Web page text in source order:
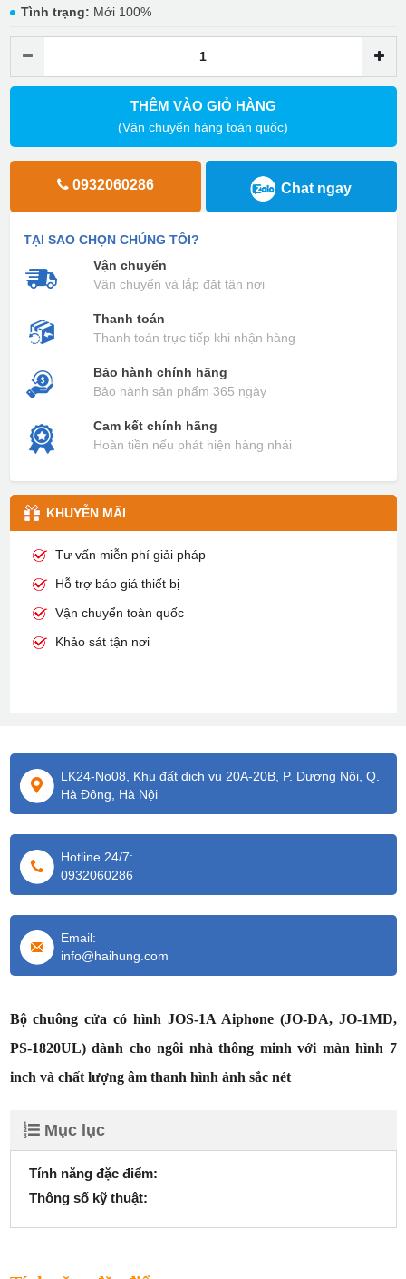
Tình trạng: Mới 100%
THÊM VÀO GIỎ HÀNG
(Vận chuyển hàng toàn quốc)
0932060286 Chat ngay
TẠI SAO CHỌN CHÚNG TÔI?
Vận chuyển
Vận chuyển và lắp đặt tận nơi
Thanh toán
Thanh toán trực tiếp khi nhận hàng
Bảo hành chính hãng
Bảo hành sản phẩm 365 ngày
Cam kết chính hãng
Hoàn tiền nếu phát hiện hàng nhái
KHUYỄN MÃI
Tư vấn miễn phí giải pháp
Hỗ trợ báo giá thiết bị
Vận chuyển toàn quốc
Khảo sát tận nơi
LK24-No08, Khu đất dịch vụ 20A-20B, P. Dương Nội, Q.
Hà Đông, Hà Nội
Hotline 24/7:
0932060286
Email:
info@haihung.com
Bộ chuông cửa có hình JOS-1A Aiphone (JO-DA, JO-1MD,
PS-1820UL) dành cho ngôi nhà thông minh với màn hình 7
inch và chất lượng âm thanh hình ảnh sắc nét
Mục lục
Tính năng đặc điểm:
Thông số kỹ thuật: